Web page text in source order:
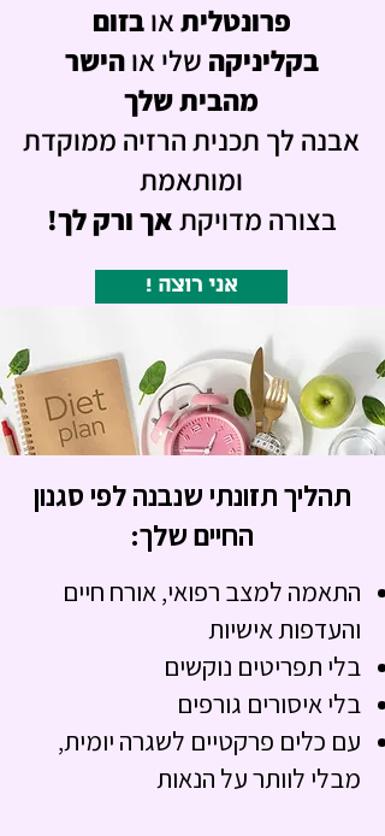
פרונטליתאובזום
בקליניקה שלי אוהישר
מהבית שלך
אבנה לך תכנית הרזיה ממוקדת
ומותאמת
בצורה מדויקתאך ורק לך!
! אני רוצה
תהליך תזונתי שנבנה לפי סגנון
החיים שלך:
התאמה למצב רפואי, אורח חיים
והעדפות אישיות
בלי תפריטים נוקשים
בלי איסורים גורפים
עם כלים פרקטיים לשגרה יומית,
מבלי לוותר על הנאות